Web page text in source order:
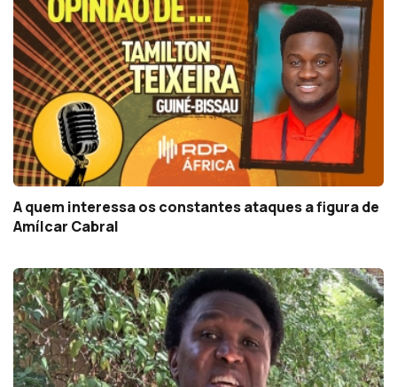
A quem interessa os constantes ataques a figura de
Amílcar Cabral